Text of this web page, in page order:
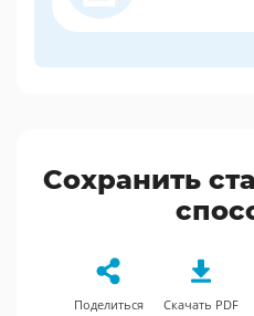
Сохранить
Поделиться Скачать PDF